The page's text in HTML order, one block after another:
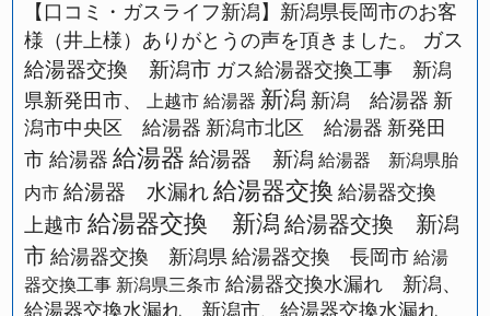
【口コミ・ガスライフ新潟】新潟県長岡市のお客
様（井上様）ありがとうの声を頂きました。
ガス
給湯器交換 新潟市 ガス給湯器交換工事 新潟
県新発田市、
上越市 給湯器 新潟 新潟 給湯器 新
潟市中央区 給湯器 新潟市北区 給湯器 新発田
市 給湯器 給湯器 給湯器 新潟 給湯器 新潟県胎
内市 給湯器 水漏れ 給湯器交換 給湯器交換
上越市 給湯器交換 新潟 給湯器交換 新潟
市 給湯器交換 新潟県 給湯器交換 長岡市 給湯
器交換工事 新潟県三条市 給湯器交換水漏れ 新潟、
給湯器交換水漏れ 新潟市、給湯器交換水漏れ